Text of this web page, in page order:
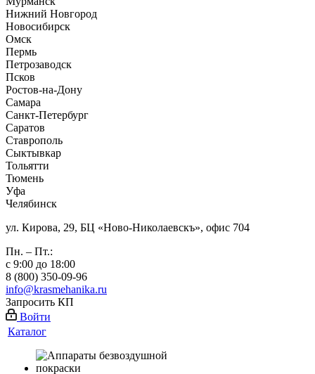
Нижний Новгород
Новосибирск
Омск
Пермь
Петрозаводск
Псков
Ростов-на-Дону
Самара
Санкт-Петербург
Саратов
Ставрополь
Сыктывкар
Тольятти
Тюмень
Уфа
Челябинск
ул. Кирова, 29, БЦ «Ново-Николаевскъ», офис 704
Пн. – Пт.:
с 9:00 до 18:00
8 (800) 350-09-96
info@krasmehanika.ru
Запросить КП
Войти
Каталог